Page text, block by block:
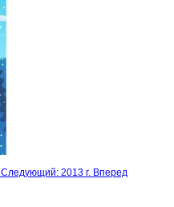
Следующий: 2013 г. Вперед